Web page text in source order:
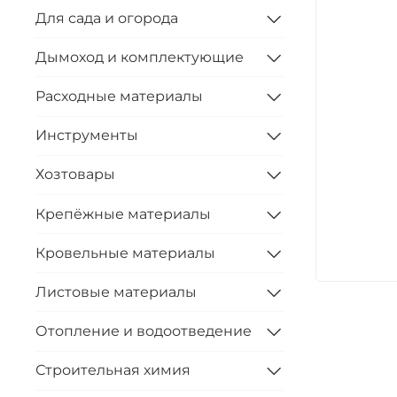
Для сада и огорода
Дымоход и комплектующие
Расходные материалы
Инструменты
Хозтовары
Крепёжные материалы
Кровельные материалы
Листовые материалы
Отопление и водоотведение
Строительная химия